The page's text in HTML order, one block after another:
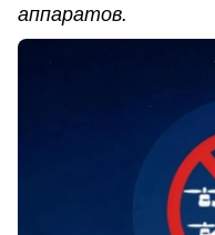
аппаратов.